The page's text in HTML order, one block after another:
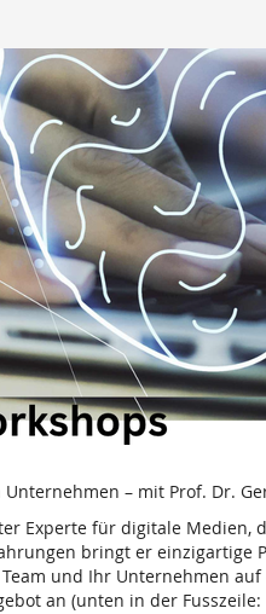
– mit Prof. Dr.
Experte für digitale
bringt er
und Ihr Unternehmen
an (unten in der